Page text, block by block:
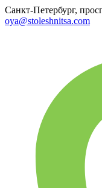
Санкт-Петербург,
oya@stoleshnitsa.com